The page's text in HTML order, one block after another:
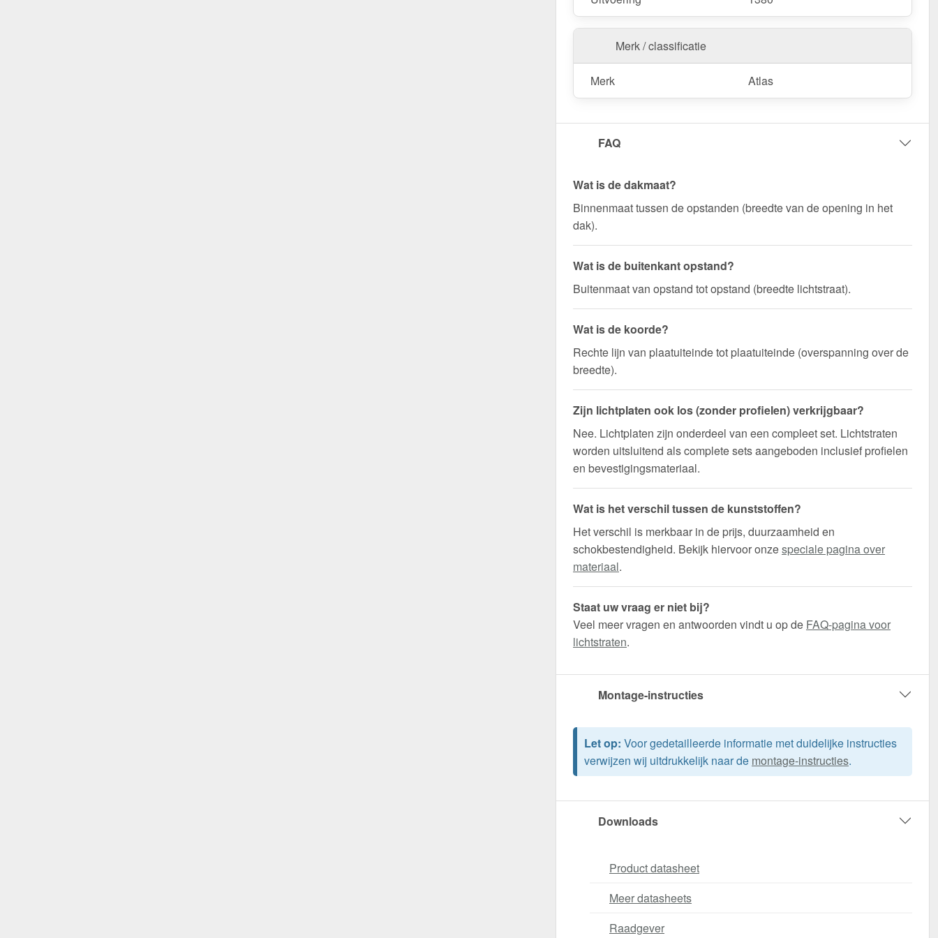
Merk / classificatie
Merk Atlas
FAQ
Wat is de dakmaat?
Binnenmaat tussen de opstanden (breedte van de opening in het
dak).
Wat is de buitenkant opstand?
Buitenmaat van opstand tot opstand (breedte lichtstraat).
Wat is de koorde?
Rechte lijn van plaatuiteinde tot plaatuiteinde (overspanning over de
breedte).
Zijn lichtplaten ook los (zonder profielen) verkrijgbaar?
Nee. Lichtplaten zijn onderdeel van een compleet set. Lichtstraten
worden uitsluitend als complete sets aangeboden inclusief profielen
en bevestigingsmateriaal.
Wat is het verschil tussen de kunststoffen?
Het verschil is merkbaar in de prijs, duurzaamheid en
schokbestendigheid. Bekijk hiervoor onzespeciale pagina over
materiaal.
Staat uw vraag er niet bij?
Veel meer vragen en antwoorden vindt u op de FAQ-pagina voor
lichtstraten.
Montage-instructies
Let op: Voor gedetailleerde informatie met duidelijke instructies
verwijzen wij uitdrukkelijk naar de montage-instructies.
Downloads
Product datasheet
Meer datasheets
Raadgever